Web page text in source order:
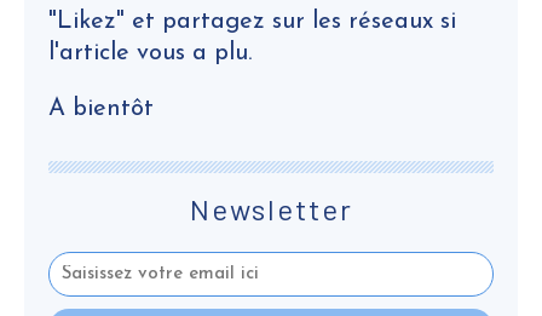
Newsletter
"Likez" et partagez sur les réseaux si
l'article vous a plu.
A bientôt